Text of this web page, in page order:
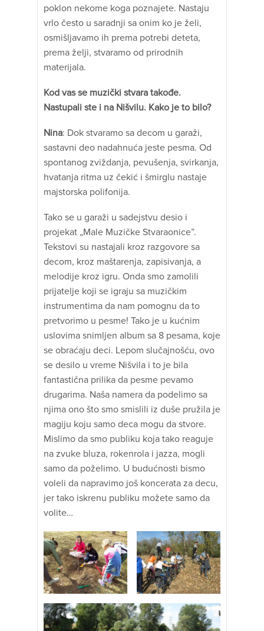
poklon nekome koga poznajete. Nastaju
vrlo često u saradnji sa onim ko je želi,
osmišljavamo ih prema potrebi deteta,
prema želji, stvaramo od prirodnih
materijala.
Kod vas se muzički stvara takođe.
Nastupali ste i na Nišvilu. Kako je to bilo?
Nina: Dok stvaramo sa decom u garaži,
sastavni deo nadahnuća jeste pesma. Od
spontanog zviždanja, pevušenja, svirkanja,
hvatanja ritma uz čekić i šmirglu nastaje
majstorska polifonija.
Tako se u garaži u sadejstvu desio i
projekat „Male Muzičke Stvaraonice”.
Tekstovi su nastajali kroz razgovore sa
decom, kroz maštarenja, zapisivanja, a
melodije kroz igru. Onda smo zamolili
prijatelje koji se igraju sa muzičkim
instrumentima da nam pomognu da to
pretvorimo u pesme! Tako je u kućnim
uslovima snimljen album sa 8 pesama, koje
se obraćaju deci. Lepom slučajnošću, ovo
se desilo u vreme Nišvila i to je bila
fantastična prilika da pesme pevamo
drugarima. Naša namera da podelimo sa
njima ono što smo smislili iz duše pružila je
magiju koju samo deca mogu da stvore.
Mislimo da smo publiku koja tako reaguje
na zvuke bluza, rokenrola i jazza, mogli
samo da poželimo. U budućnosti bismo
voleli da napravimo još koncerata za decu,
jer tako iskrenu publiku možete samo da
volite…